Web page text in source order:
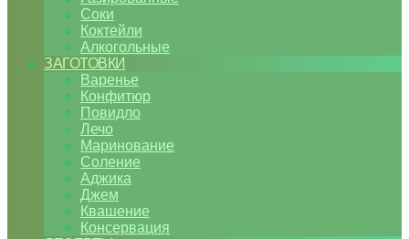
Соки
Коктейли
Алкогольные
ЗАГОТОВКИ
Варенье
Конфитюр
Повидло
Лечо
Маринование
Соление
Аджика
Джем
Квашение
Консервация